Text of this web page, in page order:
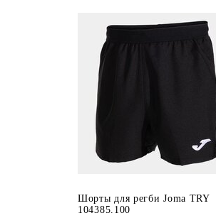
Шорты для регби Joma TRY
104385.100